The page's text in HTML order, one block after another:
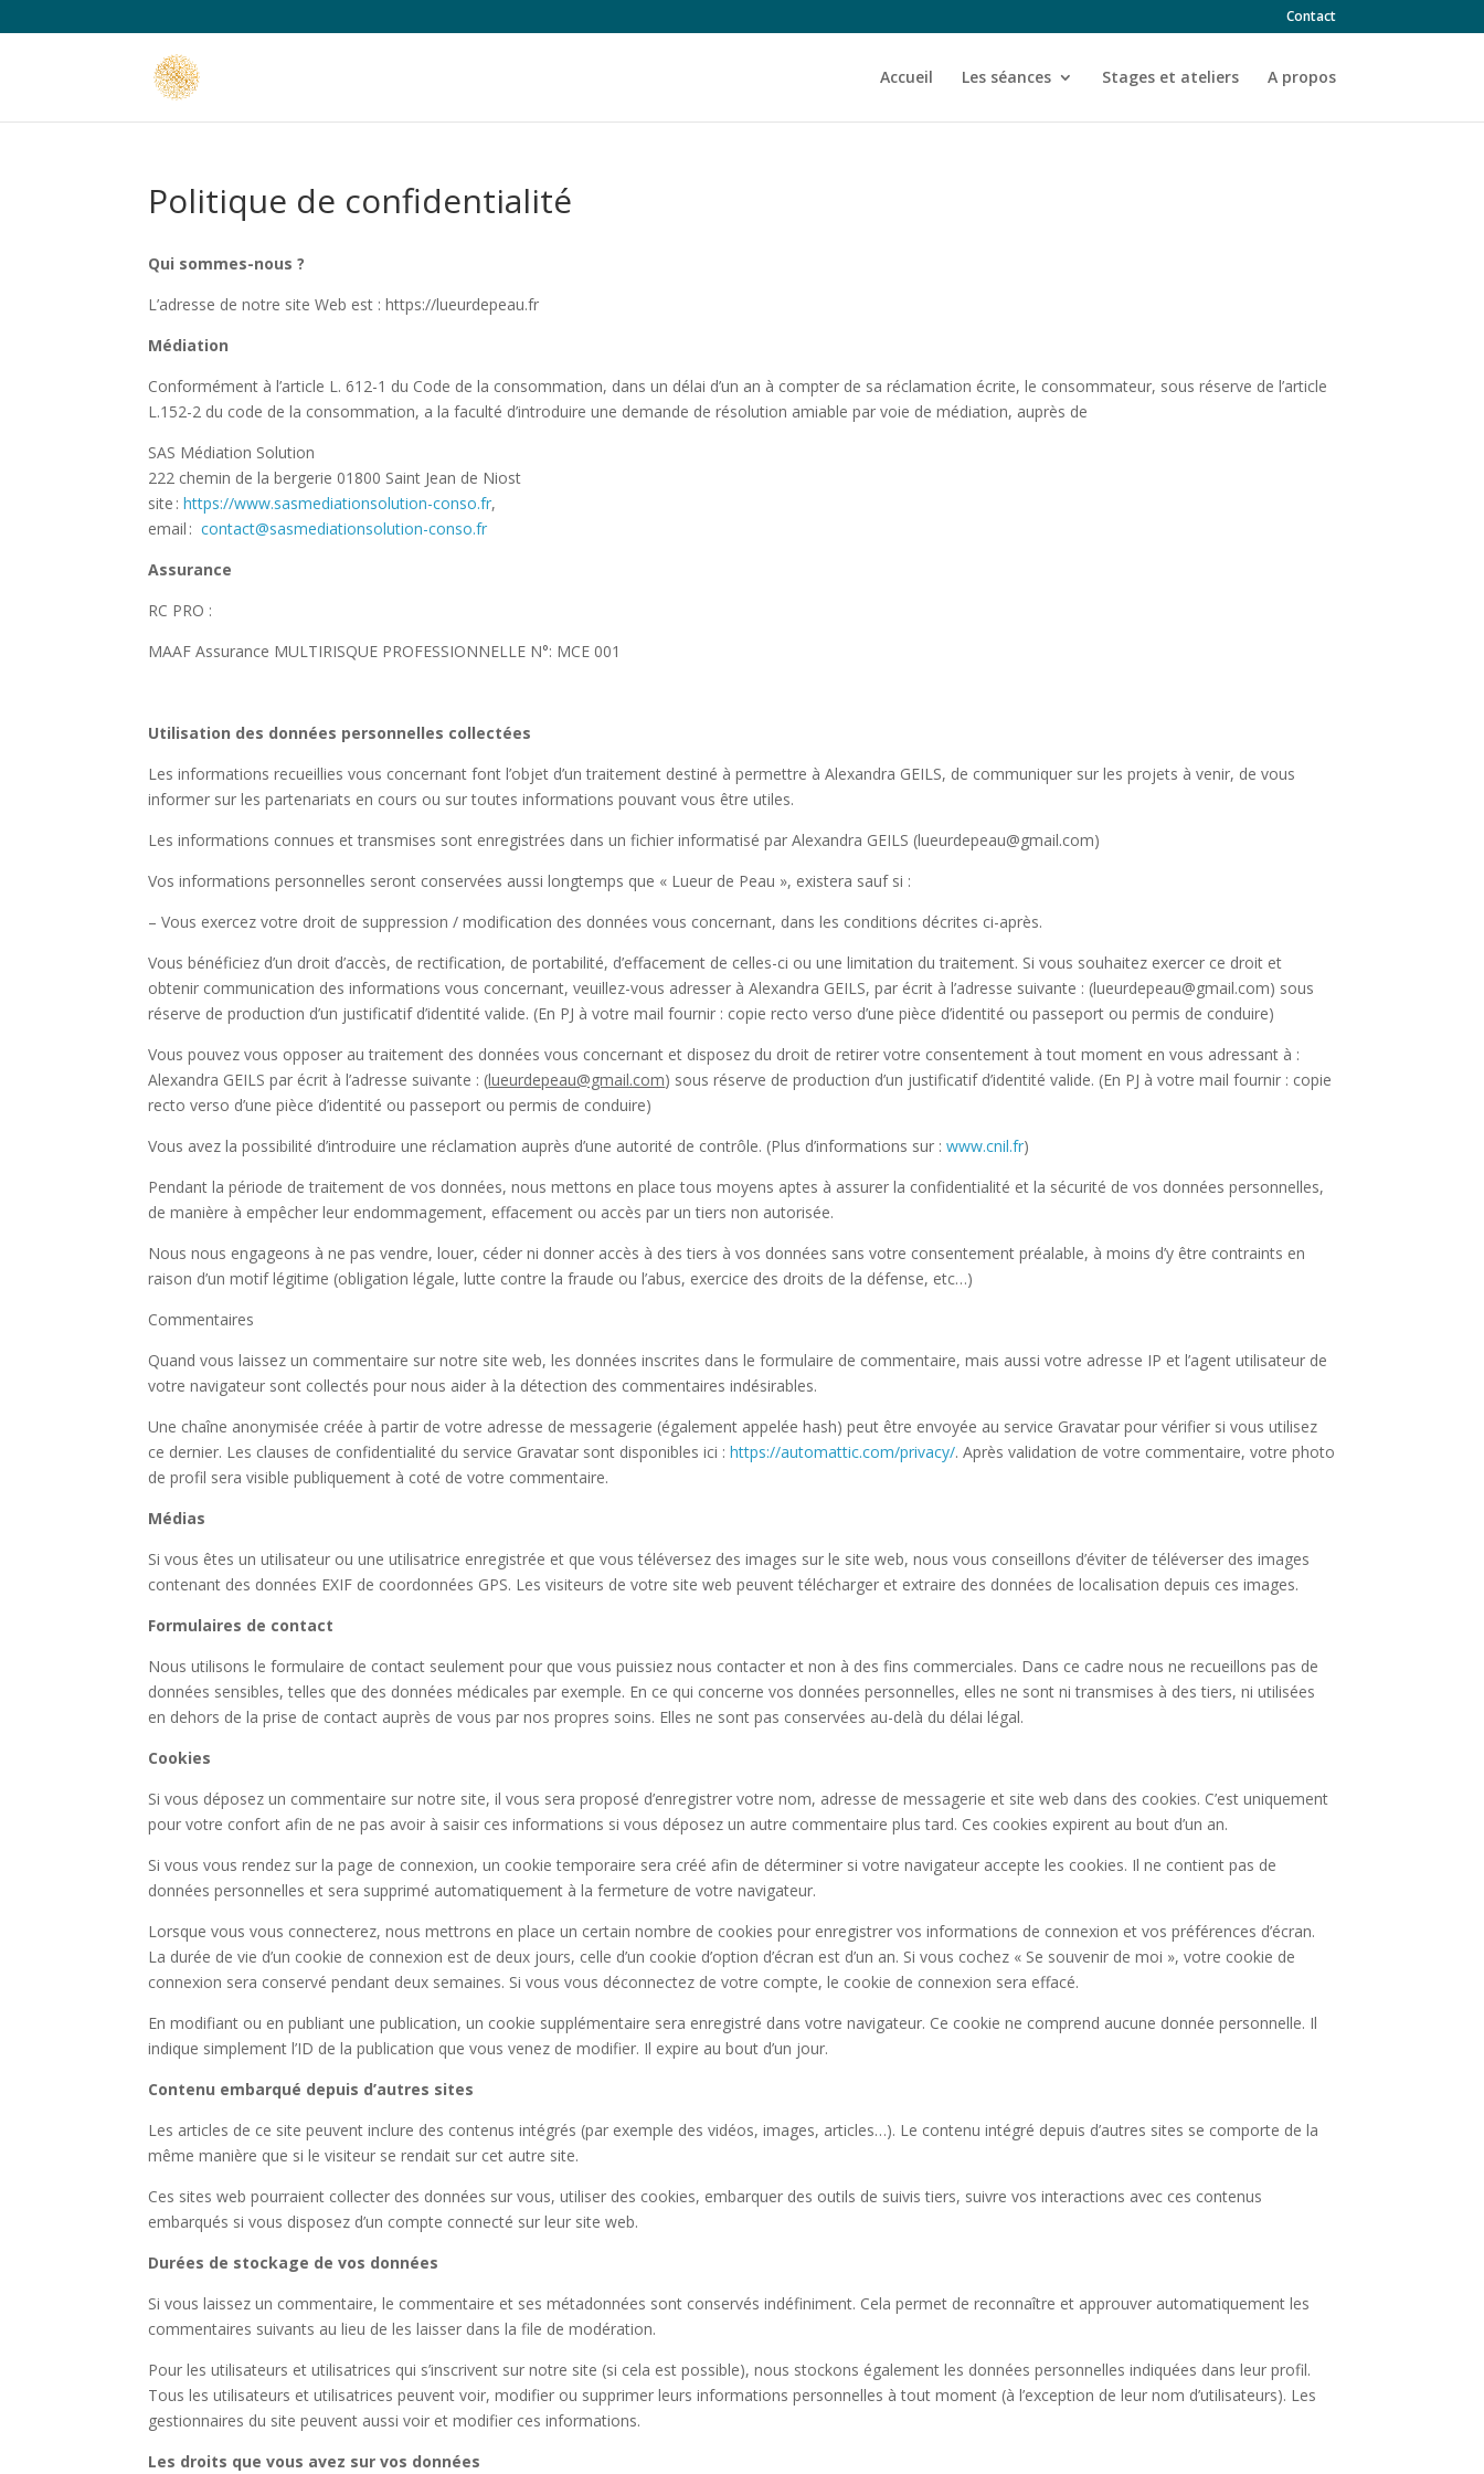
Contact
Accueil Les séances Stages et ateliers A propos
Politique de confidentialité
Qui sommes-nous ?
L’adresse de notre site Web est : https://lueurdepeau.fr
Médiation
Conformément à l’article L. 612-1 du Code de la consommation, dans un délai d’un an à compter de sa réclamation écrite, le consommateur, sous réserve de l’article
L.152-2 du code de la consommation, a la faculté d’introduire une demande de résolution amiable par voie de médiation, auprès de
SAS Médiation Solution
222 chemin de la bergerie 01800 Saint Jean de Niost
site :https://www.sasmediationsolution-conso.fr,
email :contact@sasmediationsolution-conso.fr
Assurance
RC PRO :
MAAF Assurance MULTIRISQUE PROFESSIONNELLE N°: MCE 001
Utilisation des données personnelles collectées
Les informations recueillies vous concernant font l’objet d’un traitement destiné à permettre à Alexandra GEILS, de communiquer sur les projets à venir, de vous
informer sur les partenariats en cours ou sur toutes informations pouvant vous être utiles.
Les informations connues et transmises sont enregistrées dans un fichier informatisé par Alexandra GEILS (lueurdepeau@gmail.com)
Vos informations personnelles seront conservées aussi longtemps que « Lueur de Peau », existera sauf si :
– Vous exercez votre droit de suppression / modification des données vous concernant, dans les conditions décrites ci-après.
Vous bénéficiez d’un droit d’accès, de rectification, de portabilité, d’effacement de celles-ci ou une limitation du traitement. Si vous souhaitez exercer ce droit et
obtenir communication des informations vous concernant, veuillez-vous adresser à Alexandra GEILS, par écrit à l’adresse suivante : (lueurdepeau@gmail.com) sous
réserve de production d’un justificatif d’identité valide. (En PJ à votre mail fournir : copie recto verso d’une pièce d’identité ou passeport ou permis de conduire)
Vous pouvez vous opposer au traitement des données vous concernant et disposez du droit de retirer votre consentement à tout moment en vous adressant à :
Alexandra GEILS par écrit à l’adresse suivante : (lueurdepeau@gmail.com) sous réserve de production d’un justificatif d’identité valide. (En PJ à votre mail fournir : copie
recto verso d’une pièce d’identité ou passeport ou permis de conduire)
Vous avez la possibilité d’introduire une réclamation auprès d’une autorité de contrôle. (Plus d’informations sur :www.cnil.fr)
Pendant la période de traitement de vos données, nous mettons en place tous moyens aptes à assurer la confidentialité et la sécurité de vos données personnelles,
de manière à empêcher leur endommagement, effacement ou accès par un tiers non autorisée.
Nous nous engageons à ne pas vendre, louer, céder ni donner accès à des tiers à vos données sans votre consentement préalable, à moins d’y être contraints en
raison d’un motif légitime (obligation légale, lutte contre la fraude ou l’abus, exercice des droits de la défense, etc…)
Commentaires
Quand vous laissez un commentaire sur notre site web, les données inscrites dans le formulaire de commentaire, mais aussi votre adresse IP et l’agent utilisateur de
votre navigateur sont collectés pour nous aider à la détection des commentaires indésirables.
Une chaîne anonymisée créée à partir de votre adresse de messagerie (également appelée hash) peut être envoyée au service Gravatar pour vérifier si vous utilisez
ce dernier. Les clauses de confidentialité du service Gravatar sont disponibles ici :https://automattic.com/privacy/. Après validation de votre commentaire, votre photo
de profil sera visible publiquement à coté de votre commentaire.
Médias
Si vous êtes un utilisateur ou une utilisatrice enregistrée et que vous téléversez des images sur le site web, nous vous conseillons d’éviter de téléverser des images
contenant des données EXIF de coordonnées GPS. Les visiteurs de votre site web peuvent télécharger et extraire des données de localisation depuis ces images.
Formulaires de contact
Nous utilisons le formulaire de contact seulement pour que vous puissiez nous contacter et non à des fins commerciales. Dans ce cadre nous ne recueillons pas de
données sensibles, telles que des données médicales par exemple. En ce qui concerne vos données personnelles, elles ne sont ni transmises à des tiers, ni utilisées
en dehors de la prise de contact auprès de vous par nos propres soins. Elles ne sont pas conservées au-delà du délai légal.
Cookies
Si vous déposez un commentaire sur notre site, il vous sera proposé d’enregistrer votre nom, adresse de messagerie et site web dans des cookies. C’est uniquement
pour votre confort afin de ne pas avoir à saisir ces informations si vous déposez un autre commentaire plus tard. Ces cookies expirent au bout d’un an.
Si vous vous rendez sur la page de connexion, un cookie temporaire sera créé afin de déterminer si votre navigateur accepte les cookies. Il ne contient pas de
données personnelles et sera supprimé automatiquement à la fermeture de votre navigateur.
Lorsque vous vous connecterez, nous mettrons en place un certain nombre de cookies pour enregistrer vos informations de connexion et vos préférences d’écran.
La durée de vie d’un cookie de connexion est de deux jours, celle d’un cookie d’option d’écran est d’un an. Si vous cochez « Se souvenir de moi », votre cookie de
connexion sera conservé pendant deux semaines. Si vous vous déconnectez de votre compte, le cookie de connexion sera effacé.
En modifiant ou en publiant une publication, un cookie supplémentaire sera enregistré dans votre navigateur. Ce cookie ne comprend aucune donnée personnelle. Il
indique simplement l’ID de la publication que vous venez de modifier. Il expire au bout d’un jour.
Contenu embarqué depuis d’autres sites
Les articles de ce site peuvent inclure des contenus intégrés (par exemple des vidéos, images, articles…). Le contenu intégré depuis d’autres sites se comporte de la
même manière que si le visiteur se rendait sur cet autre site.
Ces sites web pourraient collecter des données sur vous, utiliser des cookies, embarquer des outils de suivis tiers, suivre vos interactions avec ces contenus
embarqués si vous disposez d’un compte connecté sur leur site web.
Durées de stockage de vos données
Si vous laissez un commentaire, le commentaire et ses métadonnées sont conservés indéfiniment. Cela permet de reconnaître et approuver automatiquement les
commentaires suivants au lieu de les laisser dans la file de modération.
Pour les utilisateurs et utilisatrices qui s’inscrivent sur notre site (si cela est possible), nous stockons également les données personnelles indiquées dans leur profil.
Tous les utilisateurs et utilisatrices peuvent voir, modifier ou supprimer leurs informations personnelles à tout moment (à l’exception de leur nom d’utilisateurs). Les
gestionnaires du site peuvent aussi voir et modifier ces informations.
Les droits que vous avez sur vos données